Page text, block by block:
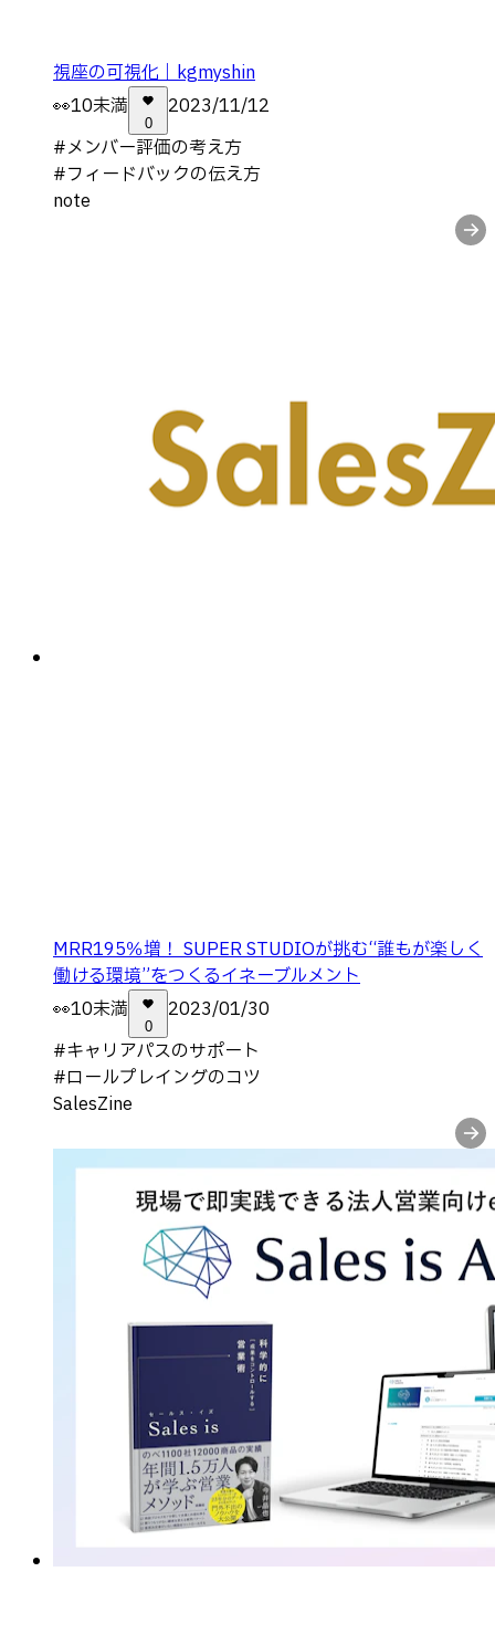
視座の可視化｜kgmyshin
👀10未満
0
2023/11/12
#メンバー評価の考え方
#フィードバックの伝え方
note
MRR195％増！ SUPER STUDIOが挑む“誰もが楽しく
働ける環境”をつくるイネーブルメント
👀10未満
0
2023/01/30
#キャリアパスのサポート
#ロールプレイングのコツ
SalesZine